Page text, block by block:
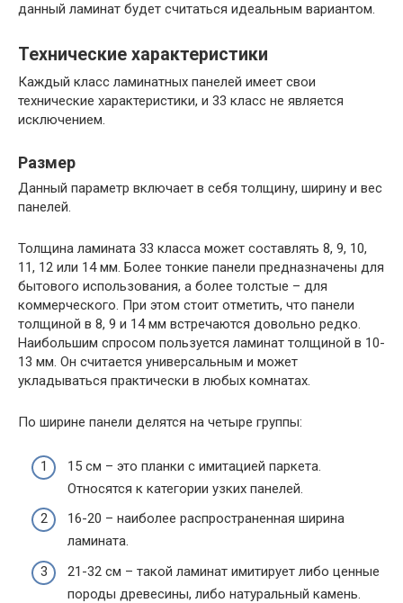
данный ламинат будет считаться идеальным вариантом.
Технические характеристики
Каждый класс ламинатных панелей имеет свои
технические характеристики, и 33 класс не является
исключением.
Размер
Данный параметр включает в себя толщину, ширину и вес
панелей.
Толщина ламината 33 класса может составлять 8, 9, 10,
11, 12 или 14 мм. Более тонкие панели предназначены для
бытового использования, а более толстые – для
коммерческого. При этом стоит отметить, что панели
толщиной в 8, 9 и 14 мм встречаются довольно редко.
Наибольшим спросом пользуется ламинат толщиной в 10-
13 мм. Он считается универсальным и может
укладываться практически в любых комнатах.
По ширине панели делятся на четыре группы:
15 см – это планки с имитацией паркета.
Относятся к категории узких панелей.
16-20 – наиболее распространенная ширина
ламината.
21-32 см – такой ламинат имитирует либо ценные
породы древесины, либо натуральный камень.